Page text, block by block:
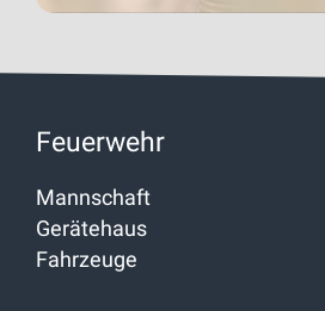
Feuerwehr
Mannschaft
Gerätehaus
Fahrzeuge